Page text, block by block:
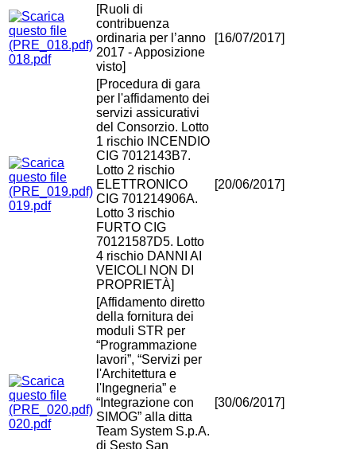
018.pdf
[Ruoli di
contribuenza
ordinaria per l’anno
2017 - Apposizione
visto]
[16/07/2017]
019.pdf
[Procedura di gara
per l'affidamento dei
servizi assicurativi
del Consorzio. Lotto
1 rischio INCENDIO
CIG 7012143B7.
Lotto 2 rischio
ELETTRONICO
CIG 701214906A.
Lotto 3 rischio
FURTO CIG
70121587D5. Lotto
4 rischio DANNI AI
VEICOLI NON DI
PROPRIETÀ]
[20/06/2017]
020.pdf
[Affidamento diretto
della fornitura dei
moduli STR per
“Programmazione
lavori”, “Servizi per
l'Architettura e
l'Ingegneria” e
“Integrazione con
SIMOG” alla ditta
Team System S.p.A.
di Sesto San
[30/06/2017]